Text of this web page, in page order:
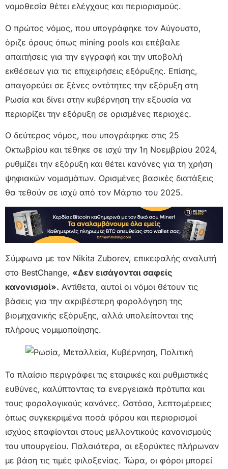
νομοθεσία θέτει ελέγχους και περιορισμούς.
Ο πρώτος νόμος, που υπογράφηκε τον Αύγουστο,
όριζε όρους όπως mining pools και επέβαλε
απαιτήσεις για την εγγραφή και την υποβολή
εκθέσεων για τις επιχειρήσεις εξόρυξης. Επίσης,
απαγορεύει σε ξένες οντότητες την εξόρυξη στη
Ρωσία και δίνει στην κυβέρνηση την εξουσία να
περιορίζει την εξόρυξη σε ορισμένες περιοχές.
Ο δεύτερος νόμος, που υπογράφηκε στις 25
Οκτωβρίου και τέθηκε σε ισχύ την 1η Νοεμβρίου 2024,
ρυθμίζει την εξόρυξη και θέτει κανόνες για τη χρήση
ψηφιακών νομισμάτων. Ορισμένες βασικές διατάξεις
θα τεθούν σε ισχύ από τον Μάρτιο του 2025.
Σύμφωνα με τον Nikita Zuborev, επικεφαλής αναλυτή
στο BestChange, «Δεν εισάγονται σαφείς
κανονισμοί». Αντίθετα, αυτοί οι νόμοι θέτουν τις
βάσεις για την ακριβέστερη φορολόγηση της
βιομηχανικής εξόρυξης, αλλά υπολείπονται της
πλήρους νομιμοποίησης.
Το πλαίσιο περιγράφει τις εταιρικές και ρυθμιστικές
ευθύνες, καλύπτοντας τα ενεργειακά πρότυπα και
τους φορολογικούς κανόνες. Ωστόσο, λεπτομέρειες
όπως συγκεκριμένα ποσά φόρου και περιορισμοί
ισχύος επαφίονται στους μελλοντικούς κανονισμούς
του υπουργείου. Παλαιότερα, οι εξορύκτες πλήρωναν
με βάση τις τιμές φιλοξενίας. Τώρα, οι φόροι μπορεί